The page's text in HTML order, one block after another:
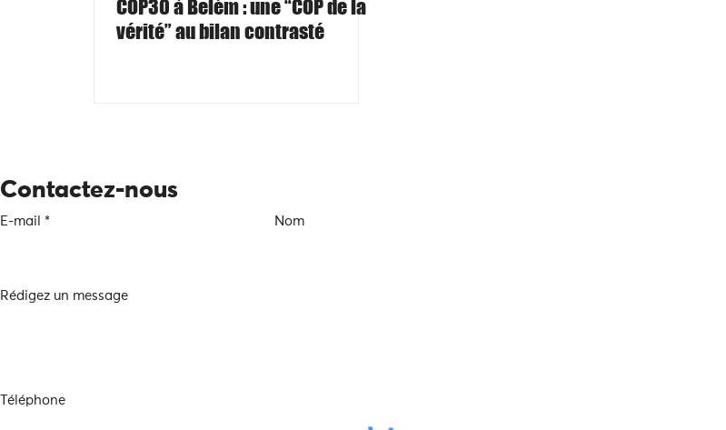
COP30 à Belém : une “COP de la
vérité” au bilan contrasté
Contactez-nous
E-mail Nom
Rédigez un message
Téléphone